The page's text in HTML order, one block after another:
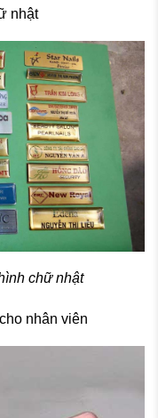
nhật
chữ nhật
nhân viên